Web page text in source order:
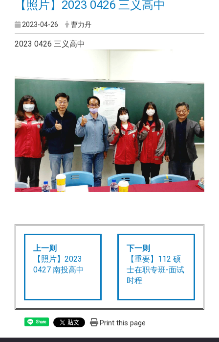
【照片】2023 0426 三义高中
2023-04-26 曹力丹
2023 0426 三义高中
上一则
【照片】2023
0427 南投高中
下一则
【重要】112 硕
士在职专班-面试
时程
Share Print this page